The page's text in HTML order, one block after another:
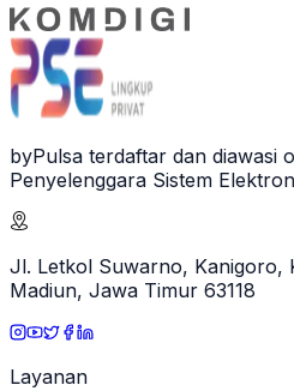
byPulsa terdaftar dan diawasi
Penyelenggara Sistem
Jl. Letkol Suwarno, Kanigoro,
Madiun, Jawa Timur 63118
Layanan